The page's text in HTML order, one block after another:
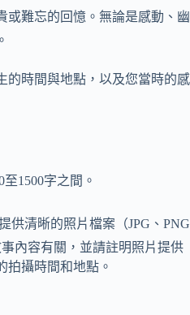
或難忘的回憶。無論是感動、幽
的時間與地點，以及您當時的感
1500字之間。
供清晰的照片檔案（JPG、PNG
內容有關，並請註明照片提供
拍攝時間和地點。